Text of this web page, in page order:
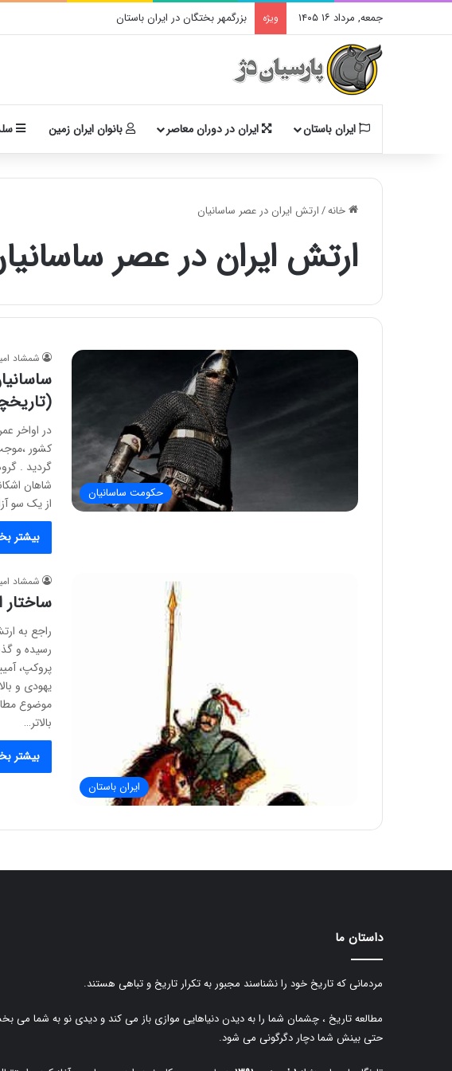
جمعه, مرداد ۱۶ ۱۴۰۵ ویژه بزرگمهر بختگان در ایران باستان
ایران باستان ایران در دوران معاصر بانوان ایران زمین
خانه/ارتش ایران در عصر ساسانیان
ارتش ایران در عصر
حکومت ساسانیان
شمشاد
در اواخر
کشور
گردید .
شاهان
از یک سو
بیشتر
ایران باستان
شمشاد
راجع به
رسیده و
پروکپ،
یهودی و
موضوع
بالاتر…
بیشتر
داستان ما
مردمانی که تاریخ خود را نشناسند مجبور به تکرار تاریخ و تباهی هستند.
مطالعه تاریخ ، چشمان شما را به دیدن دنیاهایی موازی باز می کند و دیدی نو به شما می
حتی بینش شما دچار دگرگونی می شود.